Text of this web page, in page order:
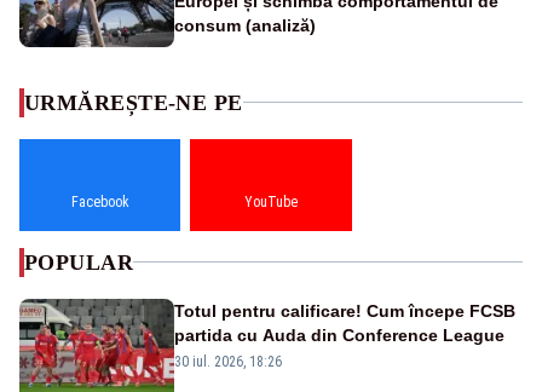
consum (analiză)
URMĂREȘTE-NE PE
Facebook YouTube
POPULAR
Totul pentru calificare! Cum începe FCSB
partida cu Auda din Conference League
30 iul. 2026, 18:26